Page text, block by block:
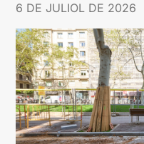
6 DE JULIOL DE 2026